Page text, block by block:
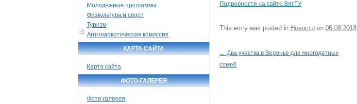
Молодежные программы
Физкультура и спорт
Туризм
Антинаркотическая комиссия
КАРТА САЙТА
Карта сайта
ФОТО-ГАЛЕРЕЯ
Фото-галерея
Подробности на сайте ВятГУ
This entry was posted in Новости on 06.08.2018
Post navigation
← Два участка в Воронье для многодетных
семей